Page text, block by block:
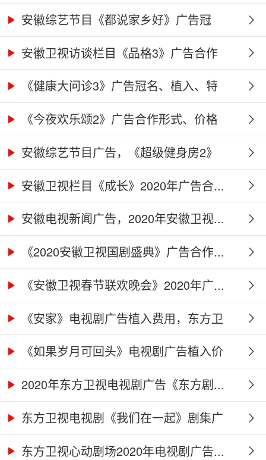
广...安徽综艺节目《都说家乡好》广告冠
名、...
安徽卫视访谈栏目《品格3》广告合作
权...《健康大问诊3》广告冠名、植入、特
别...《今夜欢乐颂2》广告合作形式、价格
及...安徽综艺节目广告，《超级健身房2》
广...安徽卫视栏目《成长》2020年广告合...
安徽电视新闻广告，2020年安徽卫视...
《2020安徽卫视国剧盛典》广告合作...
《安徽卫视春节联欢晚会》2020年广...
《安家》电视剧广告植入费用，东方卫
视...《如果岁月可回头》电视剧广告植入价
格...2020年东方卫视电视剧广告《东方剧...
东方卫视电视剧《我们在一起》剧集广
告...东方卫视心动剧场2020年电视剧广告...